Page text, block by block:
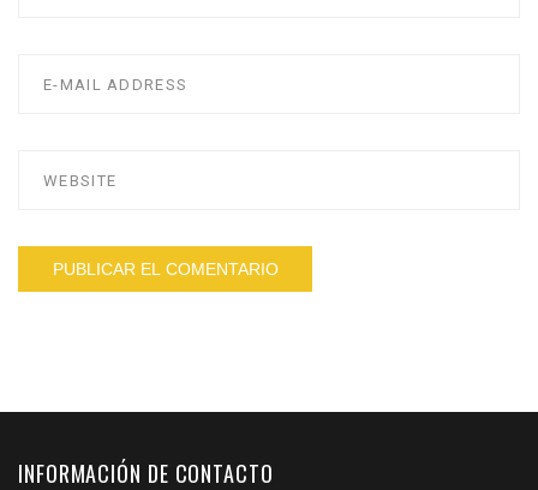
INFORMACIÓN DE CONTACTO